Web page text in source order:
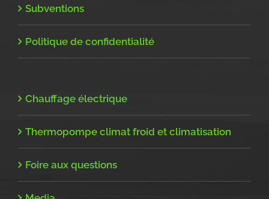
Subventions
Politique de confidentialité
Chauffage électrique
Thermopompe climat froid et climatisation
Foire aux questions